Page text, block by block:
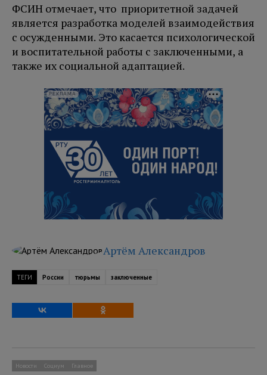
ФСИН отмечает, что приоритетной задачей
является разработка моделей взаимодействия
с осужденными. Это касается психологической
и воспитательной работы с заключенными, а
также их социальной адаптацией.
РЕКЛАМА
Артём Александров
ТЕГИ России тюрьмы заключенные
Новости Социум Главное